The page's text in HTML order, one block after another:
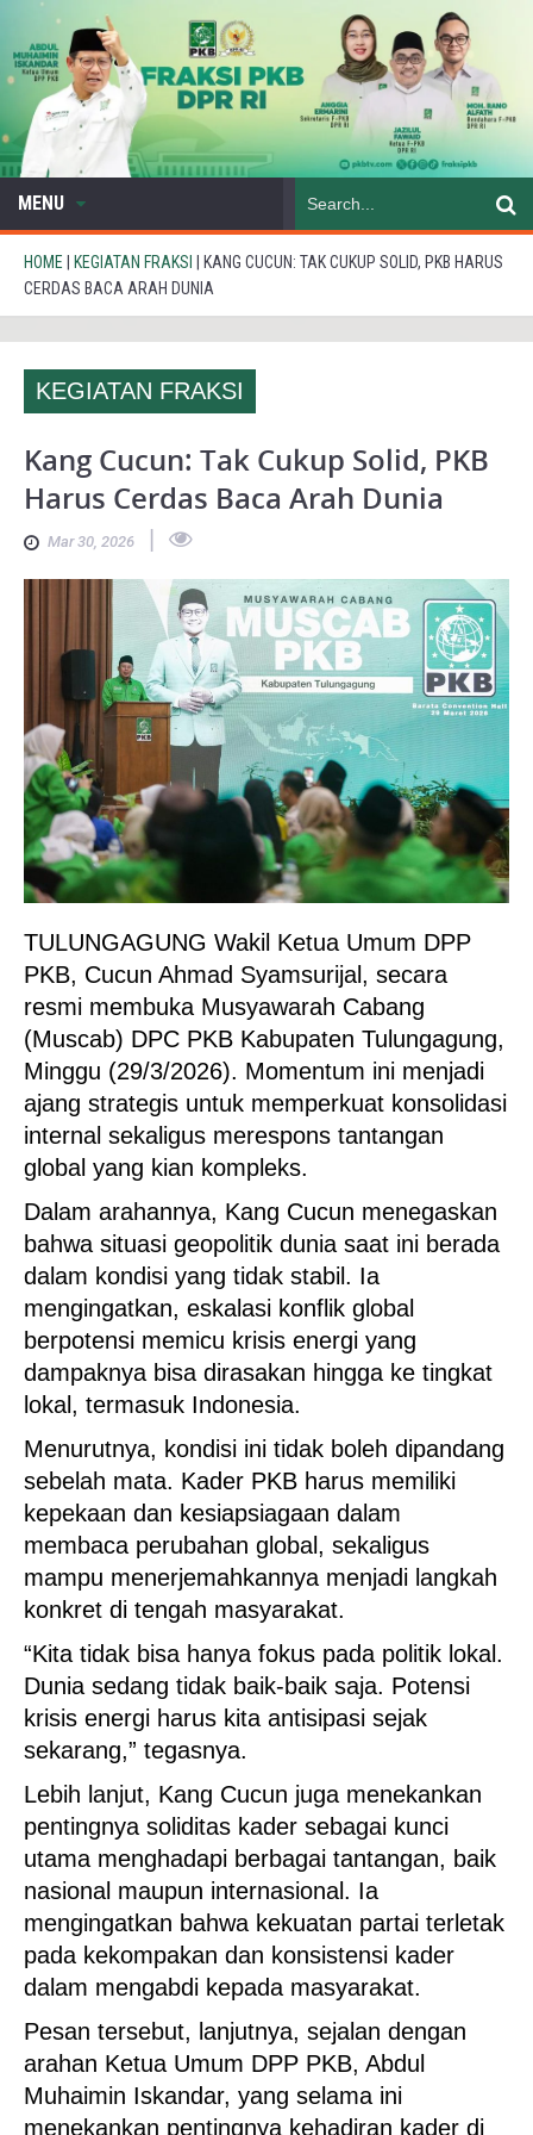
MENU
HOME KEGIATAN FRAKSI
KANG CUCUN: TAK CUKUP SOLID, PKB HARUS
CERDAS BACA ARAH DUNIA
KEGIATAN FRAKSI
Kang Cucun: Tak Cukup Solid, PKB
Harus Cerdas Baca Arah Dunia
Mar 30, 2026
TULUNGAGUNG Wakil Ketua Umum DPP
PKB, Cucun Ahmad Syamsurijal, secara
resmi membuka Musyawarah Cabang
(Muscab) DPC PKB Kabupaten Tulungagung,
Minggu (29/3/2026). Momentum ini menjadi
ajang strategis untuk memperkuat konsolidasi
internal sekaligus merespons tantangan
global yang kian kompleks.
Dalam arahannya, Kang Cucun menegaskan
bahwa situasi geopolitik dunia saat ini berada
dalam kondisi yang tidak stabil. Ia
mengingatkan, eskalasi konflik global
berpotensi memicu krisis energi yang
dampaknya bisa dirasakan hingga ke tingkat
lokal, termasuk Indonesia.
Menurutnya, kondisi ini tidak boleh dipandang
sebelah mata. Kader PKB harus memiliki
kepekaan dan kesiapsiagaan dalam
membaca perubahan global, sekaligus
mampu menerjemahkannya menjadi langkah
konkret di tengah masyarakat.
“Kita tidak bisa hanya fokus pada politik lokal.
Dunia sedang tidak baik-baik saja. Potensi
krisis energi harus kita antisipasi sejak
sekarang,” tegasnya.
Lebih lanjut, Kang Cucun juga menekankan
pentingnya soliditas kader sebagai kunci
utama menghadapi berbagai tantangan, baik
nasional maupun internasional. Ia
mengingatkan bahwa kekuatan partai terletak
pada kekompakan dan konsistensi kader
dalam mengabdi kepada masyarakat.
Pesan tersebut, lanjutnya, sejalan dengan
arahan Ketua Umum DPP PKB, Abdul
Muhaimin Iskandar, yang selama ini
menekankan pentingnya kehadiran kader di